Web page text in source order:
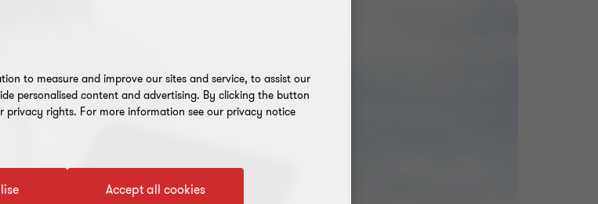
to measure and improve our sites and service, to assist our
personalised content and advertising. By clicking the button
privacy rights. For more information see our privacy notice
Accept all cookies